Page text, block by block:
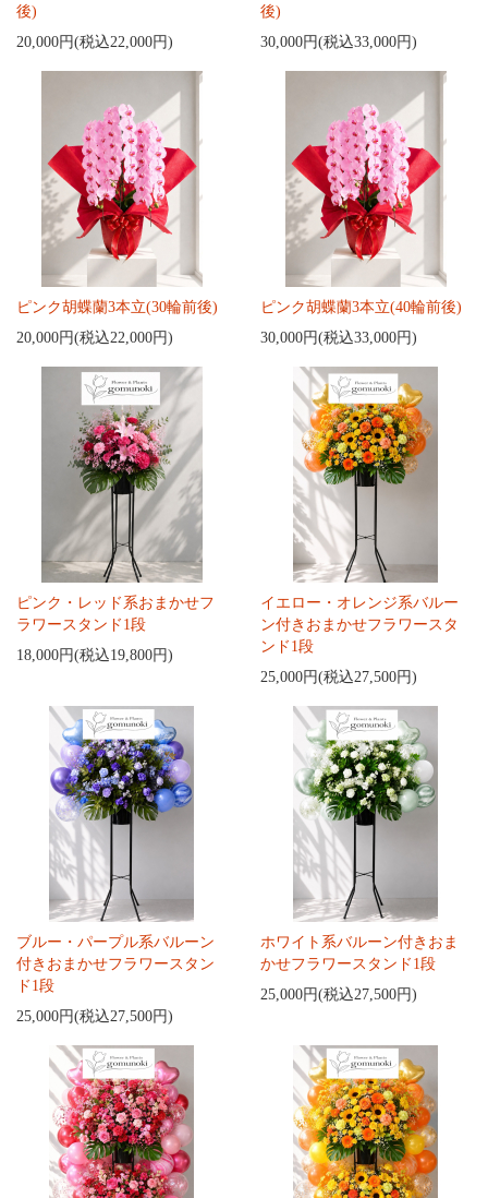
後)
20,000円(税込22,000円)
後)
30,000円(税込33,000円)
ピンク胡蝶蘭3本立(30輪前後)
20,000円(税込22,000円)
ピンク胡蝶蘭3本立(40輪前後)
30,000円(税込33,000円)
ピンク・レッド系おまかせフ
ラワースタンド1段
18,000円(税込19,800円)
イエロー・オレンジ系バルー
ン付きおまかせフラワースタ
ンド1段
25,000円(税込27,500円)
ブルー・パープル系バルーン
付きおまかせフラワースタン
ド1段
25,000円(税込27,500円)
ホワイト系バルーン付きおま
かせフラワースタンド1段
25,000円(税込27,500円)